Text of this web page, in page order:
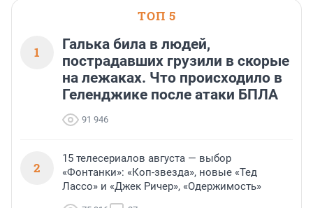
ТОП 5
1
Галька била в людей,
пострадавших грузили в скорые
на лежаках. Что происходило в
Геленджике после атаки БПЛА
91 946
2
15 телесериалов августа — выбор
«Фонтанки»: «Коп-звезда», новые «Тед
Лассо» и «Джек Ричер», «Одержимость»